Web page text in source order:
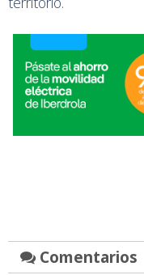
Comentarios